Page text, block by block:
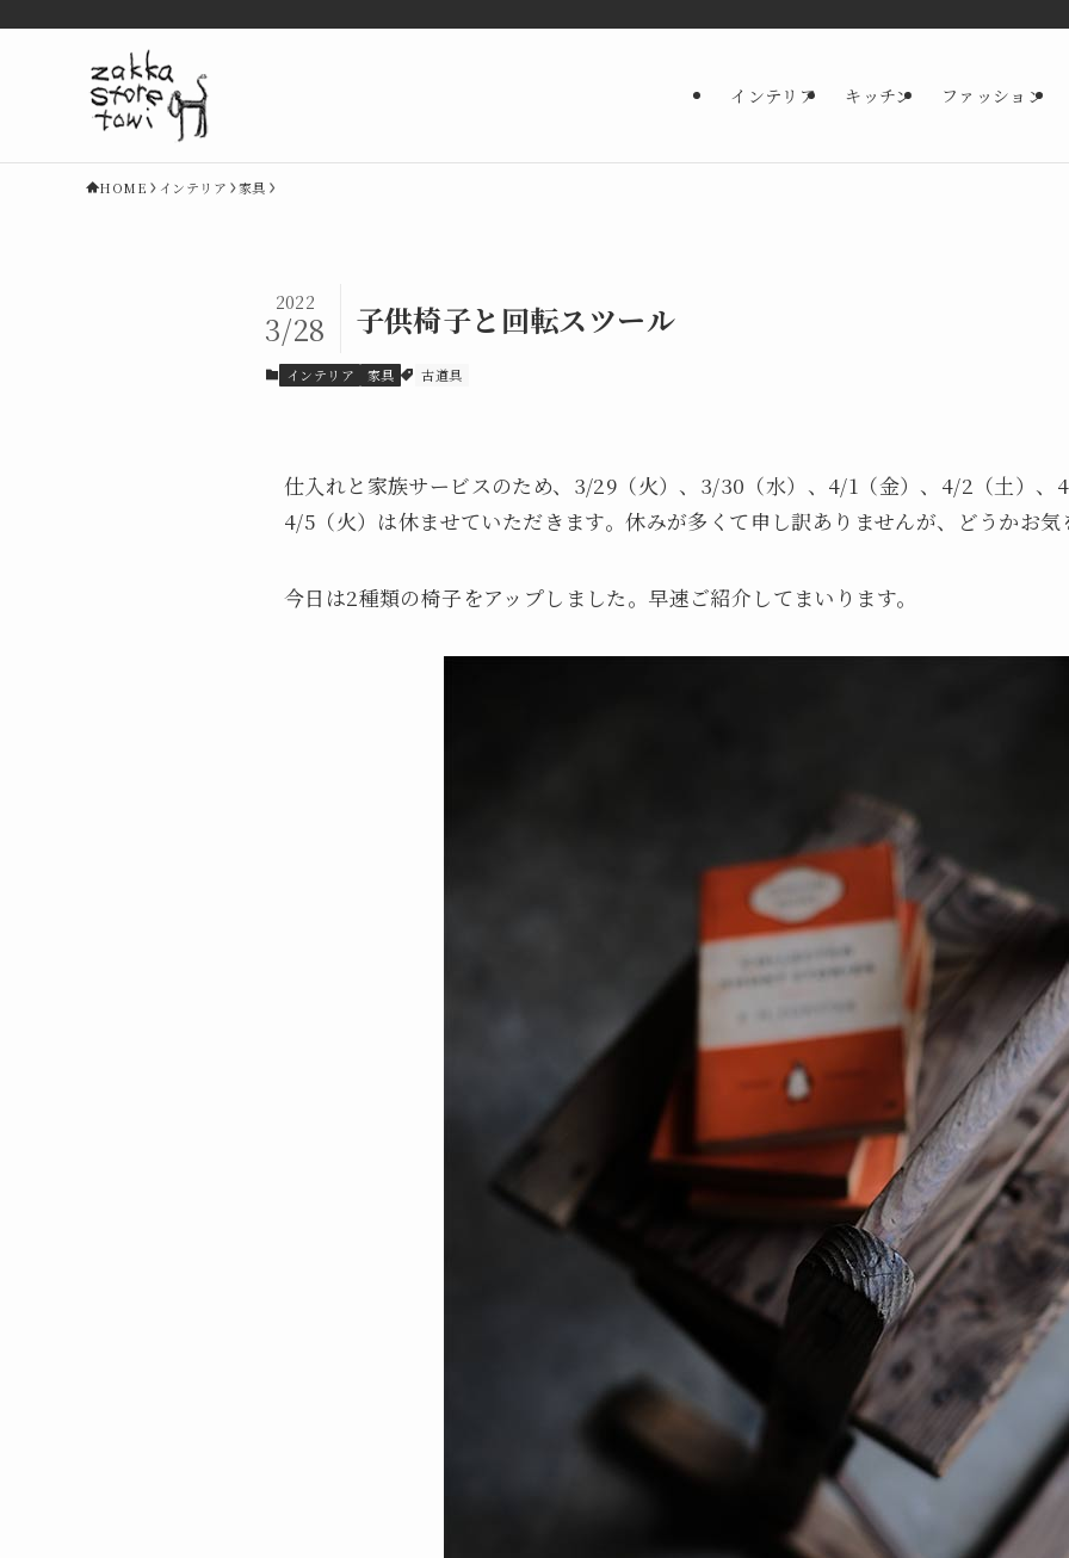
インテリア キッチン ファッション
HOME インテリア 家具
子供椅子と回転スツール
2022
3/28
インテリア 家具 古道具
仕入れと家族サービスのため、3/29（火）、3/30（水）、4/1（金）、4/2（土）
4/5（火）は休ませていただきます。休みが多くて申し訳ありませんが、どうかお
今日は2種類の椅子をアップしました。早速ご紹介してまいります。